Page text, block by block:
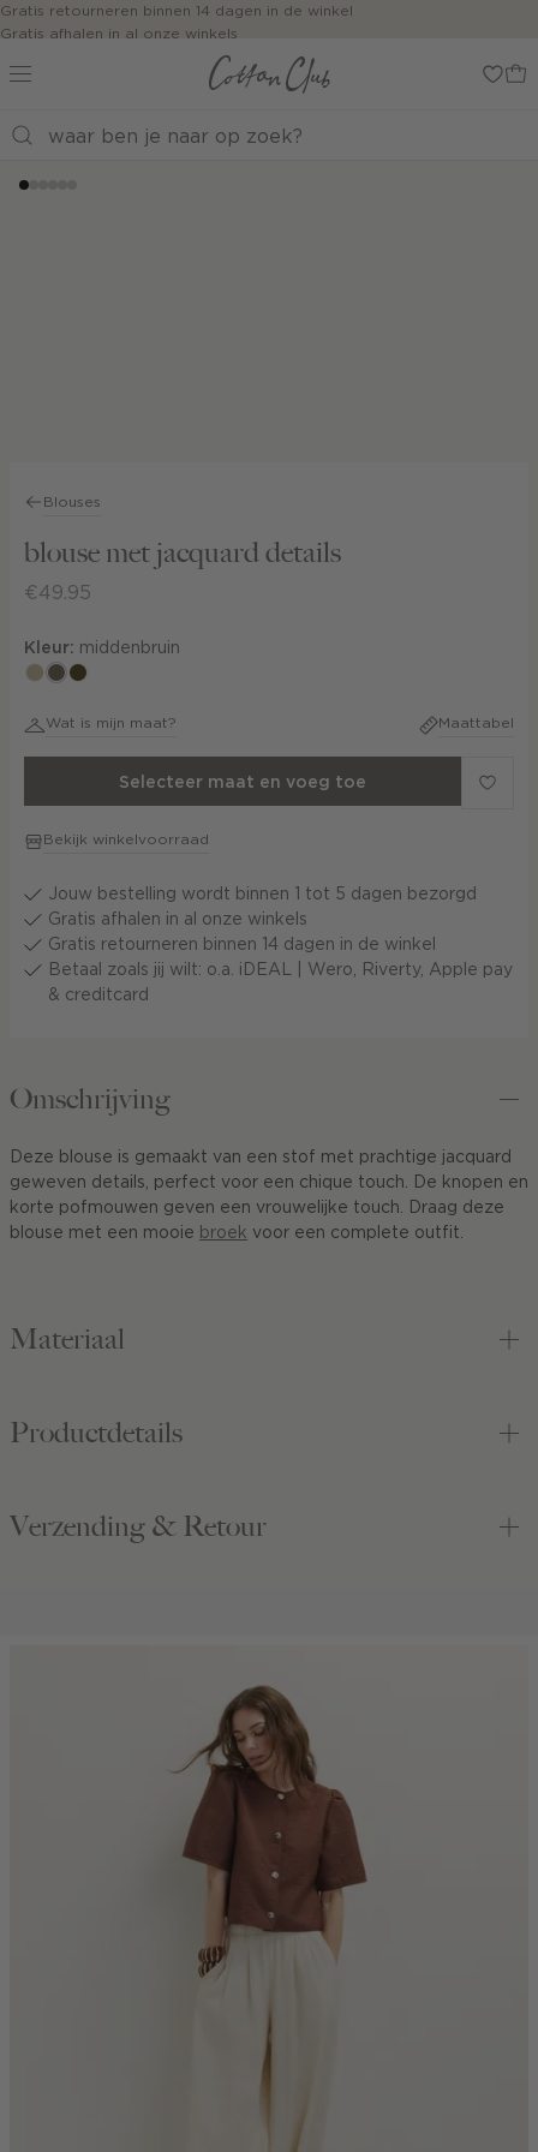
Navigeer
direct naar
hoofdinhoud
zoekbalk
direct
Gratis retourneren binnen 14 dagen in de winkel
Gratis afhalen in al onze winkels
Jouw bestelling wordt binnen 1 tot 5 dagen bezorgd
Betaal zoals jij wilt: o.a. iDEAL | Wero, Riverty, Apple pay & creditcard
Shop the look
Blouses
blouse met jacquard details
€49.95
Kleur: middenbruin
lichtzand
middenbruin
groen,
midden
Wat is mijn maat? Maattabel
Selecteer maat en voeg toe
Bekijk winkelvoorraad
Jouw bestelling wordt binnen 1 tot 5 dagen bezorgd
Gratis afhalen in al onze winkels
Gratis retourneren binnen 14 dagen in de winkel
Betaal zoals jij wilt: o.a. iDEAL | Wero, Riverty, Apple pay
& creditcard
Omschrijving
Deze blouse is gemaakt van een stof met prachtige jacquard
geweven details, perfect voor een chique touch. De knopen en
korte pofmouwen geven een vrouwelijke touch. Draag deze
blouse met een mooie broek voor een complete outfit.
Materiaal
Productdetails
Verzending & Retour